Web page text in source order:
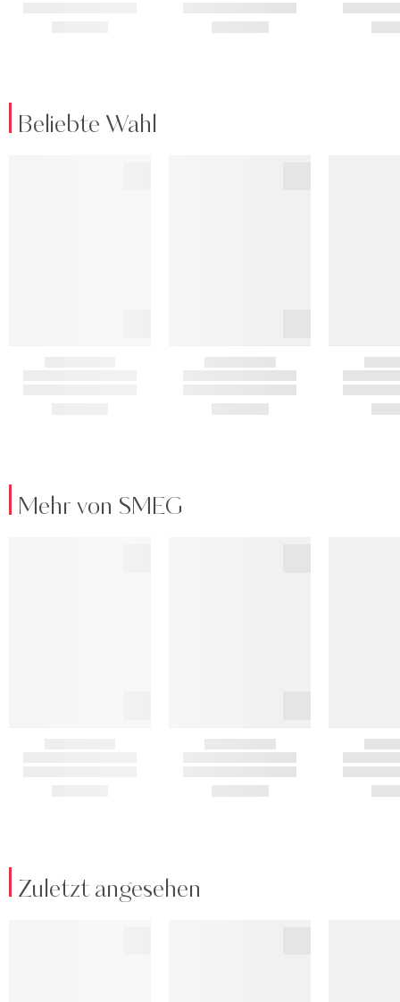
Beliebte Wahl
Mehr von SMEG
Zuletzt angesehen